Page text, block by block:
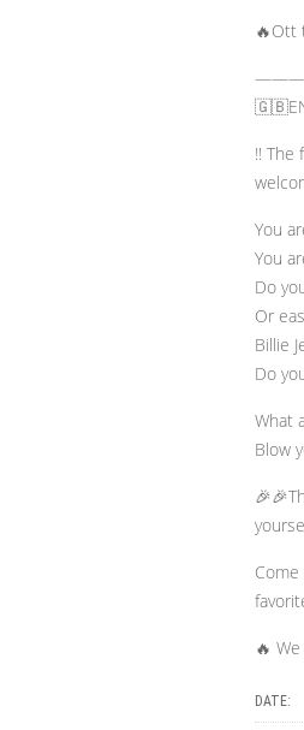
🔥Ott
‼️ The
You
You
Do
Or
Billie
Do
What
Blow
🔥
DATE: